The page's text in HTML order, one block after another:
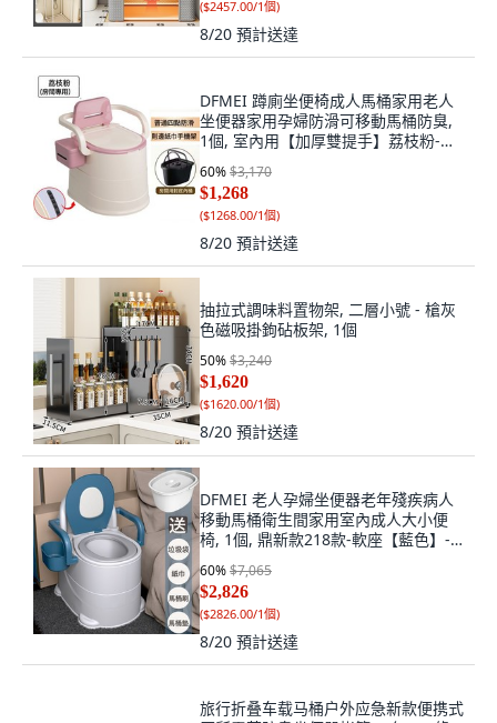
($2457.00/1個)
8/20 預計送達
DFMEI 蹲廁坐便椅成人馬桶家用老人
坐便器家用孕婦防滑可移動馬桶防臭,
1個, 室內用【加厚雙提手】荔枝粉-加
厚扶手四點防滑款⚑:如圖
60%$3,170
$1,268
($1268.00/1個)
8/20 預計送達
抽拉式調味料置物架, 二層小號 - 槍灰
色磁吸掛鉤砧板架, 1個
50%$3,240
$1,620
($1620.00/1個)
8/20 預計送達
DFMEI 老人孕婦坐便器老年殘疾病人
移動馬桶衛生間家用室內成人大小便
椅, 1個, 鼎新款218款-軟座【藍色】-
盛尿桶：房間蹲廁兩用【破損包賠:如
圖
60%$7,065
$2,826
($2826.00/1個)
8/20 預計送達
旅行折叠车载马桶户外应急新款便携式